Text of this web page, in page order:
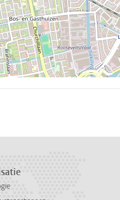
Mastodon